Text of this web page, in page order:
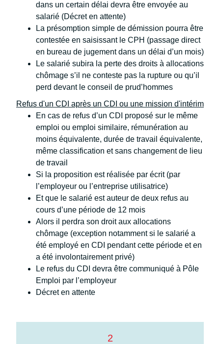
dans un certain délai devra être envoyée au
salarié (Décret en attente)
La présomption simple de démission pourra être
contestée en saisissant le CPH (passage direct
en bureau de jugement dans un délai d’un mois)
Le salarié subira la perte des droits à allocations
chômage s’il ne conteste pas la rupture ou qu’il
perd devant le conseil de prud’hommes
Refus d'un CDI après un CDI ou une mission d'intérim
En cas de refus d’un CDI proposé sur le même
emploi ou emploi similaire, rémunération au
moins équivalente, durée de travail équivalente,
même classification et sans changement de lieu
de travail
Si la proposition est réalisée par écrit (par
l’employeur ou l’entreprise utilisatrice)
Et que le salarié est auteur de deux refus au
cours d’une période de 12 mois
Alors il perdra son droit aux allocations
chômage (exception notamment si le salarié a
été employé en CDI pendant cette période et en
a été involontairement privé)
Le refus du CDI devra être communiqué à Pôle
Emploi par l’employeur
Décret en attente
2